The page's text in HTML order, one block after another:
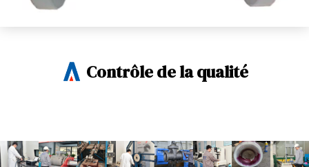
Contrôle de la qualité